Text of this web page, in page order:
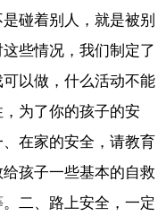
碰着别人，就是被别
些情况，我们制定了
以做，什么活动不能
为了你的孩子的安
在家的安全，请教育
孩子一些基本的自救
二、路上安全，一定